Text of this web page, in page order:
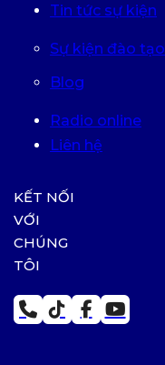
Tin tức sự kiện
Sự kiện đào tạo
Blog
Radio online
Liên hệ
KẾT NỐI
VỚI
CHÚNG
TÔI